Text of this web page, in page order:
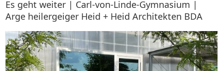
Es geht weiter | Carl-von-Linde-Gymnasium |
Arge heilergeiger Heid + Heid Architekten BDA